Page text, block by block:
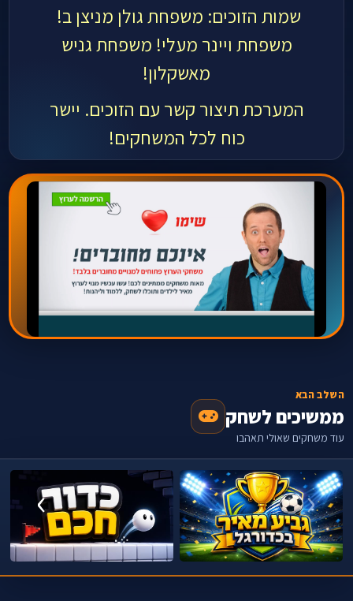
שמות הזוכים: משפחת גולן מניצן ב!
משפחת ויינר מעלי! משפחת גניש
מאשקלון!
המערכת תיצור קשר עם הזוכים. יישר
כוח לכל המשחקים!
השלב הבא
ממשיכים לשחק
עוד משחקים שאולי תאהבו
‹
›